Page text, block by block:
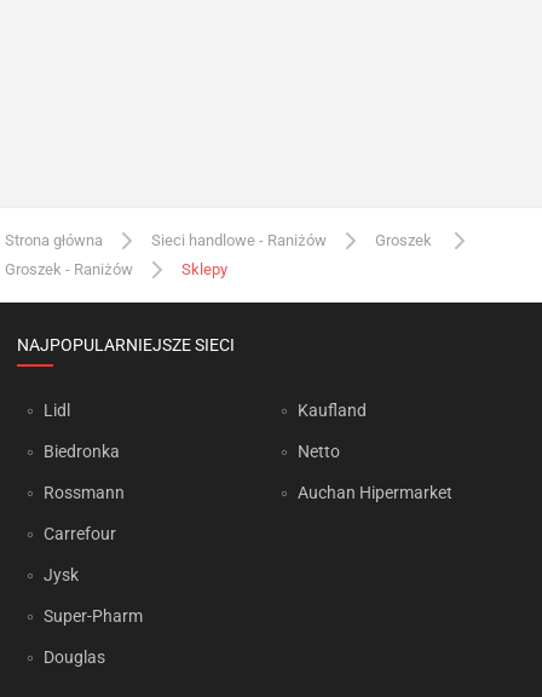
Strona główna Sieci handlowe - Raniżów
Groszek
Groszek - Raniżów
Sklepy
NAJPOPULARNIEJSZE SIECI
Lidl
Biedronka
Rossmann
Carrefour
Jysk
Super-Pharm
Douglas
Kaufland
Netto
Auchan Hipermarket